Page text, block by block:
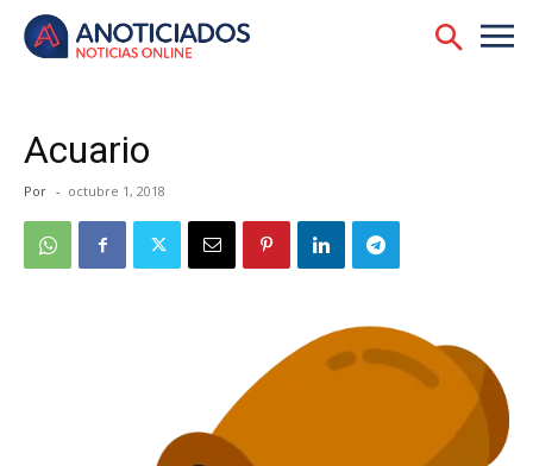
Acuario
Por - octubre 1, 2018